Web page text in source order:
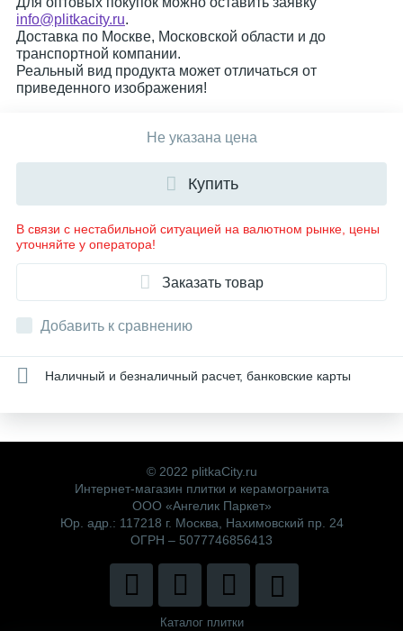
info@plitkacity.ru.
Доставка по Москве, Московской области и до
транспортной компании.
Реальный вид продукта может отличаться от
приведенного изображения!
Не указана цена
Купить
В связи с нестабильной ситуацией на валютном рынке, цены
уточняйте у оператора!
Заказать товар
Добавить к сравнению
Наличный и безналичный расчет, банковские карты
© 2022 plitkaCity.ru
Интернет-магазин плитки и керамогранита
ООО «Ангелик Паркет»
Юр. адр.: 117218 г. Москва, Нахимовский пр. 24
ОГРН – 5077746856413
Каталог плитки